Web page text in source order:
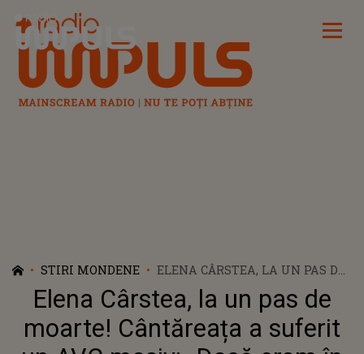
Radio Impuls
STIRI MONDENE
ELENA CÂRSTEA, LA UN PAS DE
MOARTE! CÂNTĂREAȚA A
SUFERIT UN AVC MASIV: „DACĂ
ERAM ÎN ROMÂNIA, ACUM NU
MAI EXISTAM”. CUM SE SIMTE
Elena Cârstea, la un pas de
moarte! Cântăreața a suferit